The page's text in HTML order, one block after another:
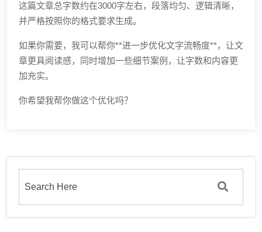
这篇文章总字数约在3000字左右，段落均匀、逻辑清晰，
并严格按照你的格式要求生成。
如果你需要，我可以帮你**进一步优化文字流畅度**，让文
章更具阅读感，同时增加一些细节案例，让字数和内容更
加充实。
你希望我帮你做这个优化吗？